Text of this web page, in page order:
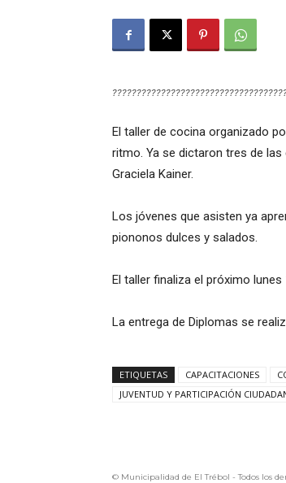
El taller de cocina organizado
ritmo. Ya se dictaron tres de
Graciela Kainer.
Los jóvenes que asisten ya
piononos dulces y salados.
El taller finaliza el próximo
La entrega de Diplomas se
ETIQUETAS CAPACITACIONES
JUVENTUD Y PARTICIPACIÓN
© Municipalidad de El Trébol - Todos los